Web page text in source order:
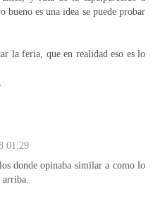
bueno es una idea se puede probar
la feria, que en realidad eso es lo
01:29
donde opinaba similar a como lo
arriba.